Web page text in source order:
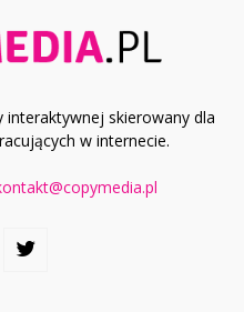
skierowany dla
w internecie.